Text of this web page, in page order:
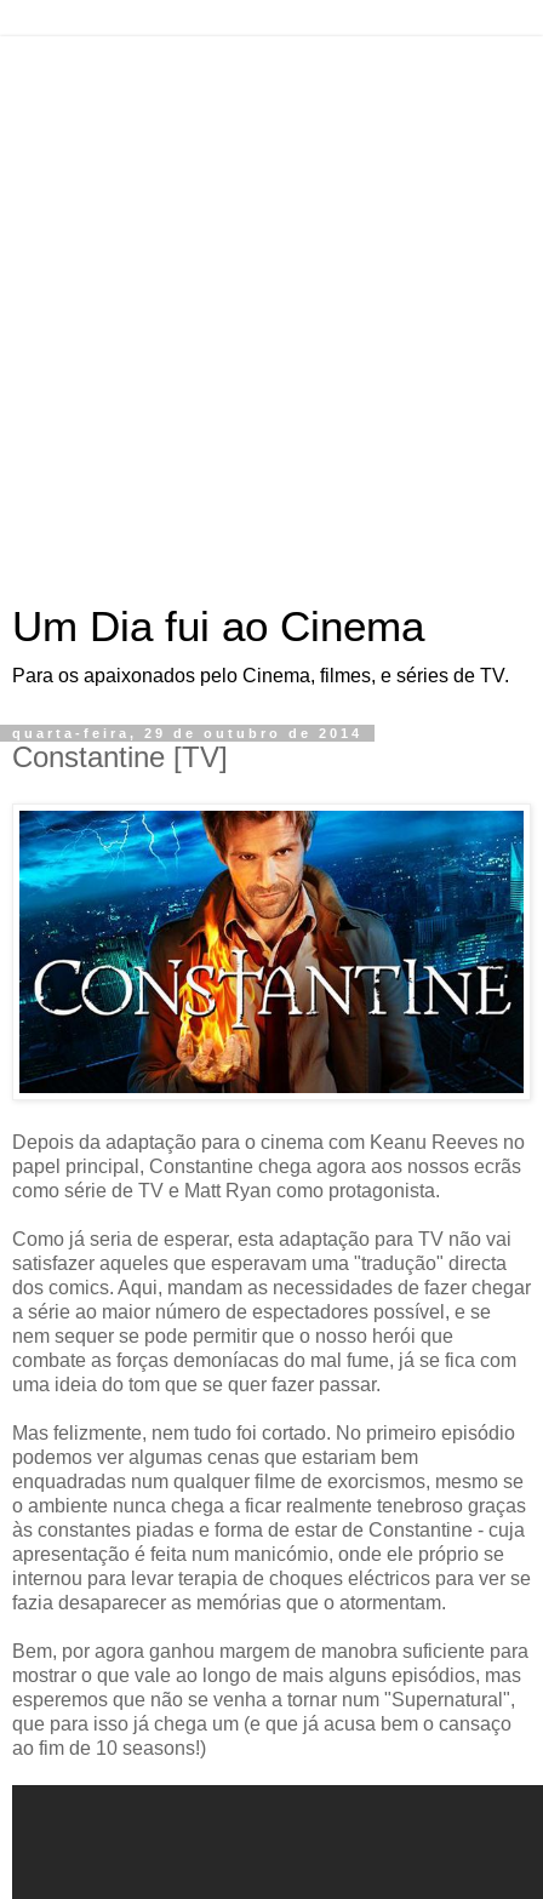
Um Dia fui ao Cinema
Para os apaixonados pelo Cinema, filmes, e séries de TV.
quarta-feira, 29 de outubro de 2014
Constantine [TV]
Depois da adaptação para o cinema com Keanu Reeves no
papel principal, Constantine chega agora aos nossos ecrãs
como série de TV e Matt Ryan como protagonista.
Como já seria de esperar, esta adaptação para TV não vai
satisfazer aqueles que esperavam uma "tradução" directa
dos comics. Aqui, mandam as necessidades de fazer chegar
a série ao maior número de espectadores possível, e se
nem sequer se pode permitir que o nosso herói que
combate as forças demoníacas do mal fume, já se fica com
uma ideia do tom que se quer fazer passar.
Mas felizmente, nem tudo foi cortado. No primeiro episódio
podemos ver algumas cenas que estariam bem
enquadradas num qualquer filme de exorcismos, mesmo se
o ambiente nunca chega a ficar realmente tenebroso graças
às constantes piadas e forma de estar de Constantine - cuja
apresentação é feita num manicómio, onde ele próprio se
internou para levar terapia de choques eléctricos para ver se
fazia desaparecer as memórias que o atormentam.
Bem, por agora ganhou margem de manobra suficiente para
mostrar o que vale ao longo de mais alguns episódios, mas
esperemos que não se venha a tornar num "Supernatural",
que para isso já chega um (e que já acusa bem o cansaço
ao fim de 10 seasons!)